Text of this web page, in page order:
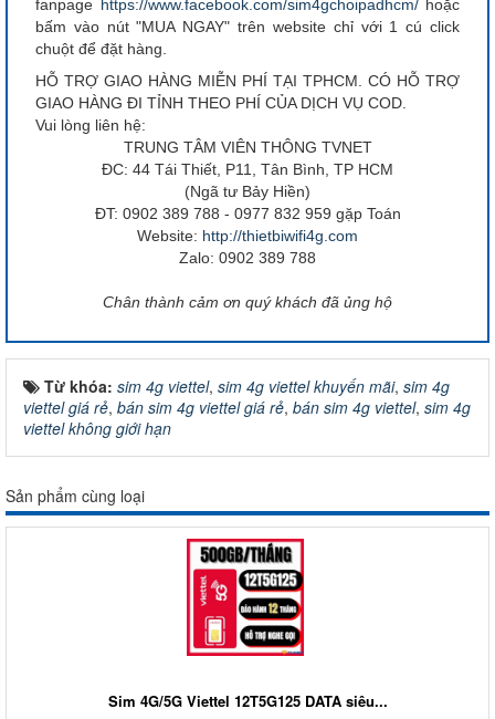
fanpage https://www.facebook.com/sim4gchoipadhcm/hoặc
bấm vào nút "MUA NGAY" trên website chỉ với 1 cú click
chuột để đặt hàng.
HỖ TRỢ GIAO HÀNG MIỄN PHÍ TẠI TPHCM. CÓ HỖ TRỢ
GIAO HÀNG ĐI TỈNH THEO PHÍ CỦA DỊCH VỤ COD.
Vui lòng liên hệ:
TRUNG TÂM VIÊN THÔNG TVNET
ĐC: 44 Tái Thiết, P11, Tân Bình, TP HCM
(Ngã tư Bảy Hiền)
ĐT: 0902 389 788 - 0977 832 959 gặp Toán
Website: http://thietbiwifi4g.com
Zalo: 0902 389 788
Chân thành cảm ơn quý khách đã ủng hộ
Từ khóa: sim 4g viettel, sim 4g viettel khuyến mãi, sim 4g
viettel giá rẻ, bán sim 4g viettel giá rẻ, bán sim 4g viettel, sim 4g
viettel không giới hạn
Sản phẩm cùng loại
Sim 4G/5G Viettel 12T5G125 DATA siêu...